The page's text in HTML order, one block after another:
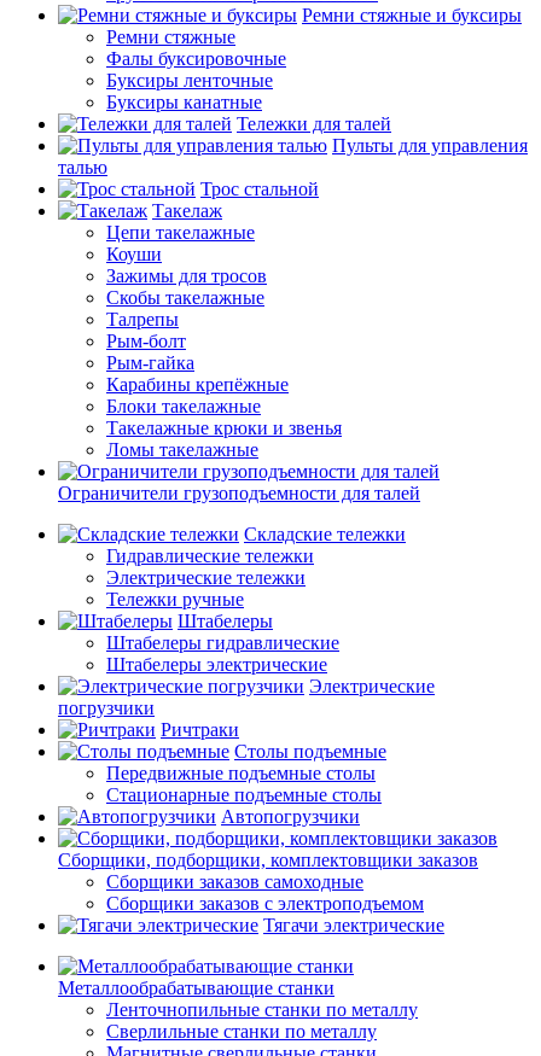
Ремни стяжные и буксиры
Ремни стяжные
Фалы буксировочные
Буксиры ленточные
Буксиры канатные
Тележки для талей
Пульты для управления
талью
Трос стальной
Такелаж
Цепи такелажные
Коуши
Зажимы для тросов
Скобы такелажные
Талрепы
Рым-болт
Рым-гайка
Карабины крепёжные
Блоки такелажные
Такелажные крюки и звенья
Ломы такелажные
Ограничители грузоподъемности для талей
Складские тележки
Гидравлические тележки
Электрические тележки
Тележки ручные
Штабелеры
Штабелеры гидравлические
Штабелеры электрические
Электрические
погрузчики
Ричтраки
Столы подъемные
Передвижные подъемные столы
Стационарные подъемные столы
Автопогрузчики
Сборщики, подборщики, комплектовщики заказов
Сборщики заказов самоходные
Сборщики заказов с электроподъемом
Тягачи электрические
Металлообрабатывающие станки
Ленточнопильные станки по металлу
Сверлильные станки по металлу